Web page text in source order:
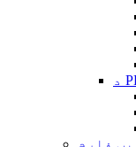
فارم